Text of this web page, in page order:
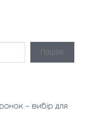
ПОШУК
– вибір для